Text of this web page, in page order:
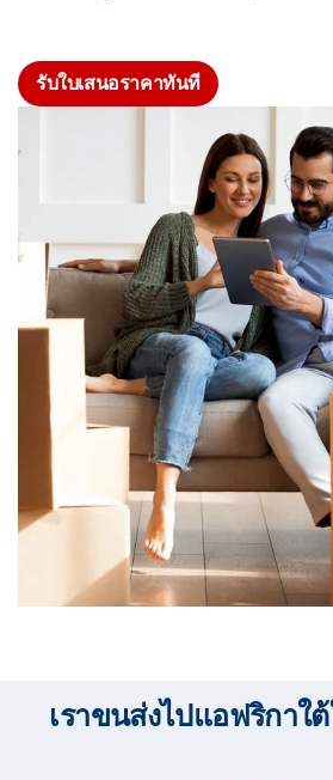
รับใบเสนอราคาทันที
เราขนส่งไปแอฟริกาใ